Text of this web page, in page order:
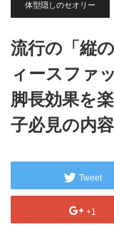
体型隠しのセオリー
流行の「縦
ィースファ
脚長効果を
子必見の内
Tweet
+1